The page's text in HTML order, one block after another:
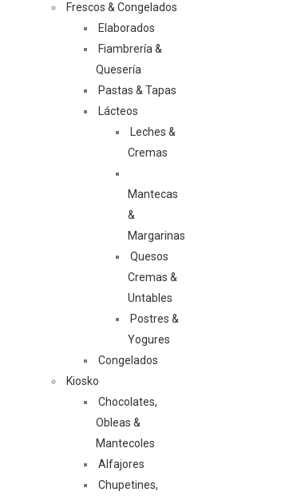
Frescos & Congelados
Elaborados
Fiambrería &
Quesería
Pastas & Tapas
Lácteos
Leches &
Cremas
Mantecas
&
Margarinas
Quesos
Cremas &
Untables
Postres &
Yogures
Congelados
Kiosko
Chocolates,
Obleas &
Mantecoles
Alfajores
Chupetines,